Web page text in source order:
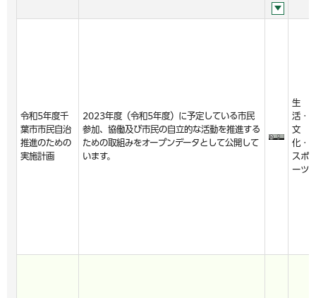
令和5年度千
葉市市民自治
推進のための
実施計画
2023年度（令和5年度）に予定している市民
参加、協働及び市民の自立的な活動を推進する
ための取組みをオープンデータとして公開して
います。
生
活・
文
化・
スポ
ーツ